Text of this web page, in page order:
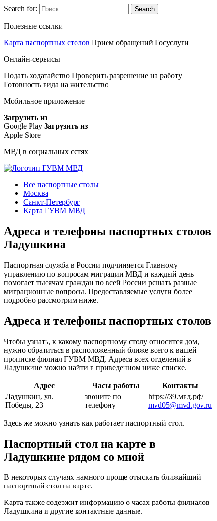
Search for: Search
Полезные ссылки
Карта паспортных столов Прием обращений Госуслуги
Онлайн-сервисы
Подать ходатайство Проверить разрешение на работу
Готовность вида на жительство
Мобильное приложение
Загрузить из
Google Play Загрузить из
Apple Store
МВД в социальных сетях
Все паспортные столы
Москва
Санкт-Петербург
Карта ГУВМ МВД
Адреса и телефоны паспортных столов
Ладушкина
Паспортная служба в России подчиняется Главному
управлению по вопросам миграции МВД и каждый день
помогает тысячам граждан по всей России решать разные
миграционные вопросы. Предоставляемые услуги более
подробно рассмотрим ниже.
Адреса и телефоны паспортных столов
Чтобы узнать, к какому паспортному столу относится дом,
нужно обратиться в расположенный ближе всего к вашей
прописке филиал ГУВМ МВД. Адреса всех отделений в
Ладушкине можно найти в приведенном ниже списке.
Адрес Часы работы
Контакты
Ладушкин, ул.
Победы, 23
звоните по
телефону
https://39.мвд.рф/
mvd05@mvd.gov.ru
Здесь же можно узнать как работает паспортный стол.
Паспортный стол на карте в
Ладушкине рядом со мной
В некоторых случаях намного проще отыскать ближайший
паспортный стол на карте.
Карта также содержит информацию о часах работы филиалов
Ладушкина и другие контактные данные.